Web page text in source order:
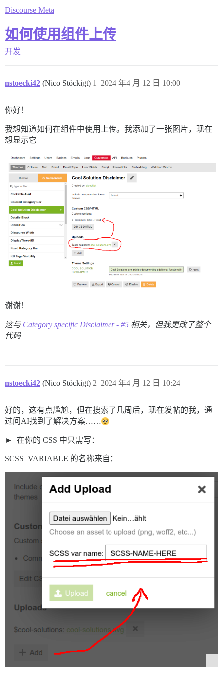
Discourse Meta
如何使用组件上传
开发
nstoecki42 (Nico Stöckigt) 2024 年4 月 12 日 10:00
1
你好！
我想知道如何在组件中使用上传。我添加了一张图片，现在
想显示它
谢谢！
这与 Category specific Disclaimer - #5 相关，但我更改了整个
代码
nstoecki42 (Nico Stöckigt) 2024 年4 月 12 日 10:24
2
好的，这有点尴尬，但在搜索了几周后，现在发帖的我，通
过问AI找到了解决方案……
在你的 CSS 中只需写：
SCSS_VARIABLE 的名称来自：